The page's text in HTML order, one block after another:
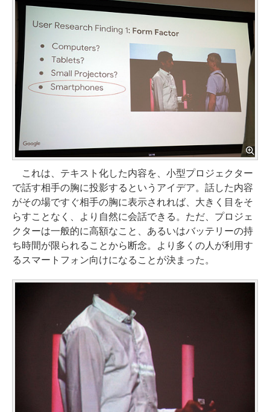
これは、テキスト化した内容を、小型プロジェクター
で話す相手の胸に投影するというアイデア。話した内容
がその場ですぐ相手の胸に表示されれば、大きく目をそ
らすことなく、より自然に会話できる。ただ、プロジェ
クターは一般的に高額なこと、あるいはバッテリーの持
ち時間が限られることから断念。より多くの人が利用す
るスマートフォン向けになることが決まった。